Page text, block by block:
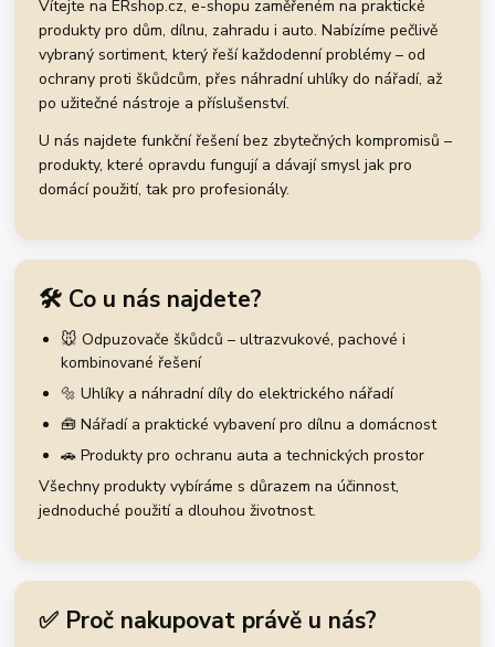
Vítejte na ERshop.cz, e-shopu zaměřeném na praktické
produkty pro dům, dílnu, zahradu i auto. Nabízíme pečlivě
vybraný sortiment, který řeší každodenní problémy – od
ochrany proti škůdcům, přes náhradní uhlíky do nářadí, až
po užitečné nástroje a příslušenství.
U nás najdete funkční řešení bez zbytečných kompromisů –
produkty, které opravdu fungují a dávají smysl jak pro
domácí použití, tak pro profesionály.
🛠️ Co u nás najdete?
🐭 Odpuzovače škůdců – ultrazvukové, pachové i
kombinované řešení
🔩 Uhlíky a náhradní díly do elektrického nářadí
🧰 Nářadí a praktické vybavení pro dílnu a domácnost
🚗 Produkty pro ochranu auta a technických prostor
Všechny produkty vybíráme s důrazem na účinnost,
jednoduché použití a dlouhou životnost.
✅ Proč nakupovat právě u nás?